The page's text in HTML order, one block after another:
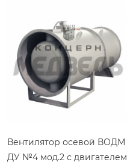
Вентилятор осевой ВОДМ
ДУ №4 мод.2 с двигателем